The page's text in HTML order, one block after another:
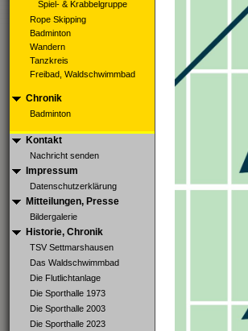
Spiel- & Krabbelgruppe
Rope Skipping
Badminton
Wandern
Tanzkreis
Freibad, Waldschwimmbad
Chronik
Badminton
Kontakt
Nachricht senden
Impressum
Datenschutzerklärung
Mitteilungen, Presse
Bildergalerie
Historie, Chronik
TSV Settmarshausen
Das Waldschwimmbad
Die Flutlichtanlage
Die Sporthalle 1973
Die Sporthalle 2003
Die Sporthalle 2023